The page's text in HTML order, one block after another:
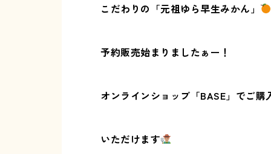
こだわりの「元祖ゆら早生みかん」
予約販売始まりましたぁー！
オンラインショップ「BASE」でご購
いただけます